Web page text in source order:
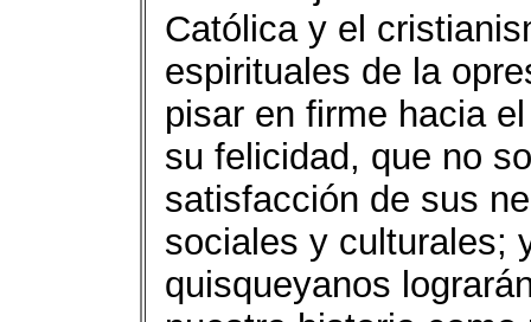
Católica y el
espirituales de la
pisar en firme hacia
su felicidad, que no
satisfacción de sus
sociales y culturales;
quisqueyanos